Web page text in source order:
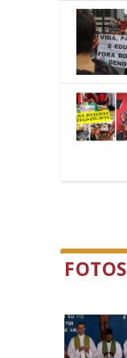
FOTOS